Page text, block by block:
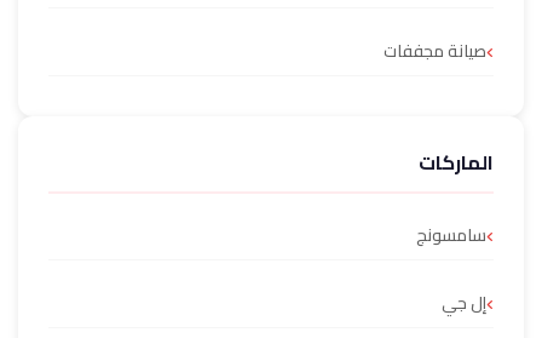
صيانة مجففات
الماركات
سامسونج
إل جي